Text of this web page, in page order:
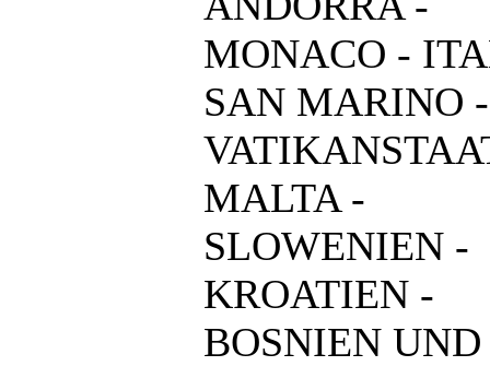
MONACO -
SAN MARINO -
MALTA -
SLOWENIEN -
KROATIEN -
BOSNIEN UND